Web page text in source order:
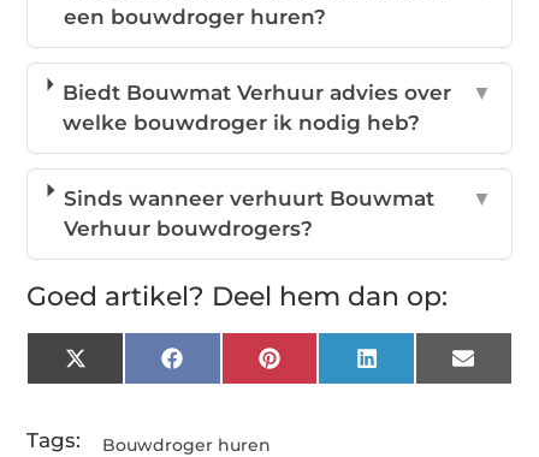
een bouwdroger huren?
Biedt Bouwmat Verhuur advies over
welke bouwdroger ik nodig heb?
▼
Sinds wanneer verhuurt Bouwmat
Verhuur bouwdrogers?
▼
Goed artikel? Deel hem dan op:
X
(Twitter)
FacebookPinterestLinkedInEmail
Tags: Bouwdroger huren